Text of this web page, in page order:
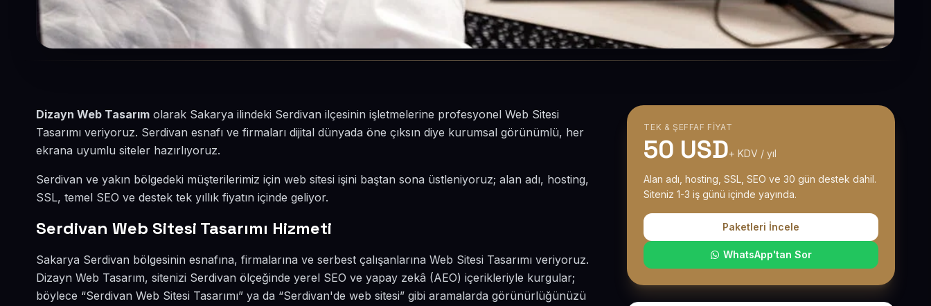
Dizayn Web Tasarım olarak Sakarya ilindeki Serdivan ilçesinin işletmelerine profesyonel Web Sitesi
Tasarımı veriyoruz. Serdivan esnafı ve firmaları dijital dünyada öne çıksın diye kurumsal görünümlü, her
ekrana uyumlu siteler hazırlıyoruz.
Serdivan ve yakın bölgedeki müşterilerimiz için web sitesi işini baştan sona üstleniyoruz; alan adı, hosting,
SSL, temel SEO ve destek tek yıllık fiyatın içinde geliyor.
Serdivan Web Sitesi Tasarımı Hizmeti
Sakarya Serdivan bölgesinin esnafına, firmalarına ve serbest çalışanlarına Web Sitesi Tasarımı veriyoruz.
Dizayn Web Tasarım, sitenizi Serdivan ölçeğinde yerel SEO ve yapay zekâ (AEO) içerikleriyle kurgular;
böylece “Serdivan Web Sitesi Tasarımı” ya da “Serdivan'de web sitesi” gibi aramalarda görünürlüğünüzü
TEK & ŞEFFAF FIYAT
50 USD+ KDV / yıl
Alan adı, hosting, SSL, SEO ve 30 gün destek dahil.
Siteniz 1-3 iş günü içinde yayında.
Paketleri İncele
WhatsApp'tan Sor